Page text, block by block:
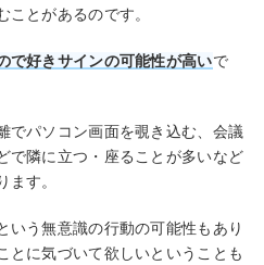
とがあるのです。
で好きサインの可能性が高いで
でパソコン画面を覗き込む、会議
で隣に立つ・座ることが多いなど
ます。
いう無意識の行動の可能性もあり
とに気づいて欲しいということも